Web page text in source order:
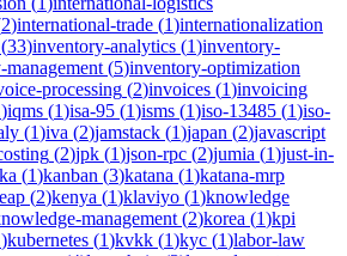
2)international-trade (1)internationalization
(33)inventory-analytics (1)inventory-
(5)inventory-optimization
processing (2)invoices (1)invoicing
)iqms (1)isa-95 (1)isms (1)iso-13485 (1)iso-
(1)iva (2)jamstack (1)japan (2)javascript
(2)jpk (1)json-rpc (2)jumia (1)just-in-
(1)kanban (3)katana (1)katana-mrp
(2)kenya (1)klaviyo (1)knowledge
management (2)korea (1)kpi
)kubernetes (1)kvkk (1)kyc (1)labor-law